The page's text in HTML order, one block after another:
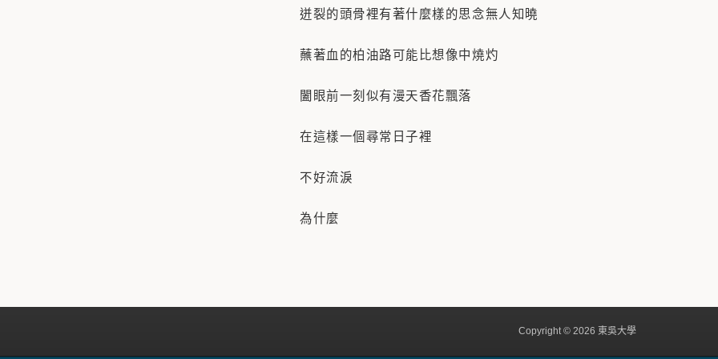
迸裂的頭骨裡有著什麼樣的思念無人知曉
蘸著血的柏油路可能比想像中燒灼
闔眼前一刻似有漫天香花飄落
在這樣一個尋常日子裡
不好流淚
為什麼
Copyright © 2026 東吳大學